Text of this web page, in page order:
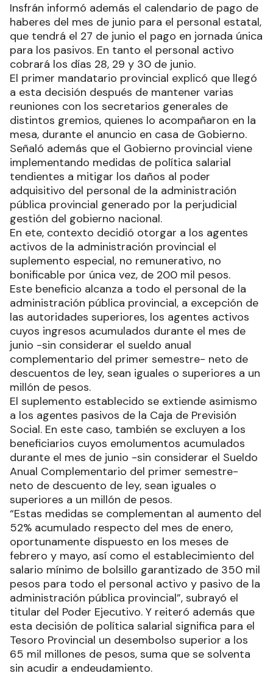
Insfrán informó además el calendario de pago de
haberes del mes de junio para el personal estatal,
que tendrá el 27 de junio el pago en jornada única
para los pasivos. En tanto el personal activo
cobrará los días 28, 29 y 30 de junio.
El primer mandatario provincial explicó que llegó
a esta decisión después de mantener varias
reuniones con los secretarios generales de
distintos gremios, quienes lo acompañaron en la
mesa, durante el anuncio en casa de Gobierno.
Señaló además que el Gobierno provincial viene
implementando medidas de política salarial
tendientes a mitigar los daños al poder
adquisitivo del personal de la administración
pública provincial generado por la perjudicial
gestión del gobierno nacional.
En ete, contexto decidió otorgar a los agentes
activos de la administración provincial el
suplemento especial, no remunerativo, no
bonificable por única vez, de 200 mil pesos.
Este beneficio alcanza a todo el personal de la
administración pública provincial, a excepción de
las autoridades superiores, los agentes activos
cuyos ingresos acumulados durante el mes de
junio -sin considerar el sueldo anual
complementario del primer semestre- neto de
descuentos de ley, sean iguales o superiores a un
millón de pesos.
El suplemento establecido se extiende asimismo
a los agentes pasivos de la Caja de Previsión
Social. En este caso, también se excluyen a los
beneficiarios cuyos emolumentos acumulados
durante el mes de junio -sin considerar el Sueldo
Anual Complementario del primer semestre-
neto de descuento de ley, sean iguales o
superiores a un millón de pesos.
“Estas medidas se complementan al aumento del
52% acumulado respecto del mes de enero,
oportunamente dispuesto en los meses de
febrero y mayo, así como el establecimiento del
salario mínimo de bolsillo garantizado de 350 mil
pesos para todo el personal activo y pasivo de la
administración pública provincial”, subrayó el
titular del Poder Ejecutivo. Y reiteró además que
esta decisión de política salarial significa para el
Tesoro Provincial un desembolso superior a los
65 mil millones de pesos, suma que se solventa
sin acudir a endeudamiento.